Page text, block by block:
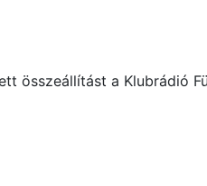
összeállítást a Klubrádió